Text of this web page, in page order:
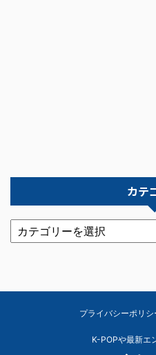
カテ
プライバシーポリシ
K-POPや最新エ